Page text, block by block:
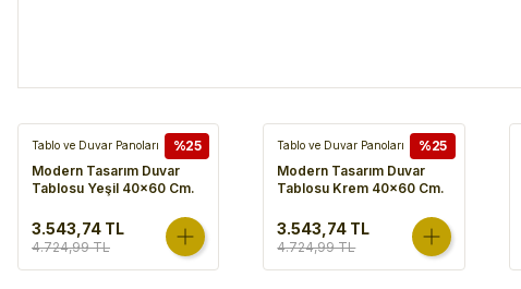
%25
Tablo ve Duvar Panoları
Modern Tasarım Duvar
Tablosu Yeşil 40x60 Cm.
3.543,74 TL
4.724,99 TL
%25
Tablo ve Duvar Panoları
Modern Tasarım Duvar
Tablosu Krem 40x60 Cm.
3.543,74 TL
4.724,99 TL